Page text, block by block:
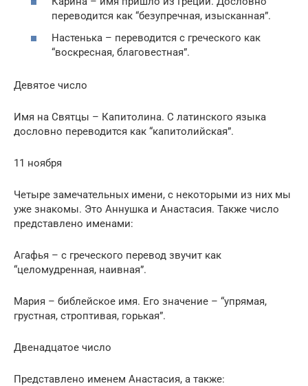
переводится как “безупречная, изысканная”.
Настенька – переводится с греческого как
“воскресная, благовестная”.
Девятое число
Имя на Святцы – Капитолина. С латинского языка
дословно переводится как “капитолийская”.
11 ноября
Четыре замечательных имени, с некоторыми из них мы
уже знакомы. Это Аннушка и Анастасия. Также число
представлено именами:
Агафья – с греческого перевод звучит как
“целомудренная, наивная”.
Мария – библейское имя. Его значение – “упрямая,
грустная, строптивая, горькая”.
Двенадцатое число
Представлено именем Анастасия, а также: